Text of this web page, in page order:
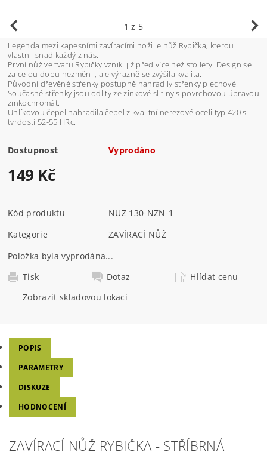
1 z 5
Legenda mezi kapesními zavíracími noži je nůž Rybička, kterou
vlastnil snad každý z nás.
První nůž ve tvaru Rybičky vznikl již před více než sto lety. Design se
za celou dobu nezměnil, ale výrazně se zvýšila kvalita.
Původní dřevěné střenky postupně nahradily střenky plechové.
Současné střenky jsou odlity ze zinkové slitiny s povrchovou úpravou
zinkochromát.
Uhlíkovou čepel nahradila čepel z kvalitní nerezové oceli typ 420 s
tvrdostí 52-55 HRc.
Dostupnost Vyprodáno
149 Kč
Kód produktu
NUZ 130-NZN-1
Kategorie
ZAVÍRACÍ NŮŽ
Položka byla vyprodána...
Tisk
Dotaz
Hlídat cenu
Zobrazit skladovou lokaci
POPIS
PARAMETRY
DISKUZE
HODNOCENÍ
ZAVÍRACÍ NŮŽ RYBIČKA - STŘÍBRNÁ